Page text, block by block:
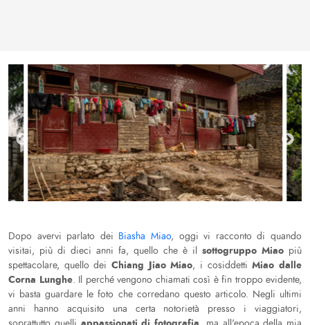
Dopo avervi parlato dei Biasha Miao, oggi vi racconto di quando
visitai, più di dieci anni fa, quello che è il sottogruppo Miao più
spettacolare, quello dei Chiang Jiao Miao, i cosiddettiMiao dalle
Corna Lunghe. Il perché vengono chiamati così è fin troppo evidente,
vi basta guardare le foto che corredano questo articolo. Negli ultimi
anni hanno acquisito una certa notorietà presso i viaggiatori,